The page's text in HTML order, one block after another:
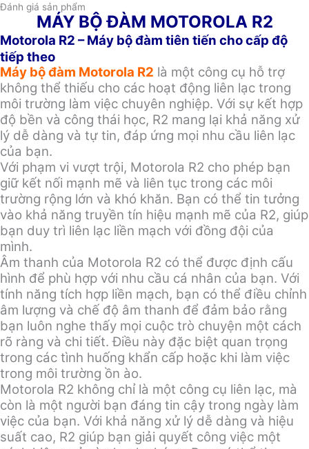
Đánh giá sản phẩm
MÁY BỘ ĐÀM MOTOROLA R2
Motorola R2 – Máy bộ đàm tiên tiến cho cấp độ
tiếp theo
Máy bộ đàm Motorola R2 là một công cụ hỗ trợ
không thể thiếu cho các hoạt động liên lạc trong
môi trường làm việc chuyên nghiệp. Với sự kết hợp
độ bền và công thái học, R2 mang lại khả năng xử
lý dễ dàng và tự tin, đáp ứng mọi nhu cầu liên lạc
của bạn.
Với phạm vi vượt trội, Motorola R2 cho phép bạn
giữ kết nối mạnh mẽ và liên tục trong các môi
trường rộng lớn và khó khăn. Bạn có thể tin tưởng
vào khả năng truyền tín hiệu mạnh mẽ của R2, giúp
bạn duy trì liên lạc liền mạch với đồng đội của
mình.
Âm thanh của Motorola R2 có thể được định cấu
hình để phù hợp với nhu cầu cá nhân của bạn. Với
tính năng tích hợp liền mạch, bạn có thể điều chỉnh
âm lượng và chế độ âm thanh để đảm bảo rằng
bạn luôn nghe thấy mọi cuộc trò chuyện một cách
rõ ràng và chi tiết. Điều này đặc biệt quan trọng
trong các tình huống khẩn cấp hoặc khi làm việc
trong môi trường ồn ào.
Motorola R2 không chỉ là một công cụ liên lạc, mà
còn là một người bạn đáng tin cậy trong ngày làm
việc của bạn. Với khả năng xử lý dễ dàng và hiệu
suất cao, R2 giúp bạn giải quyết công việc một